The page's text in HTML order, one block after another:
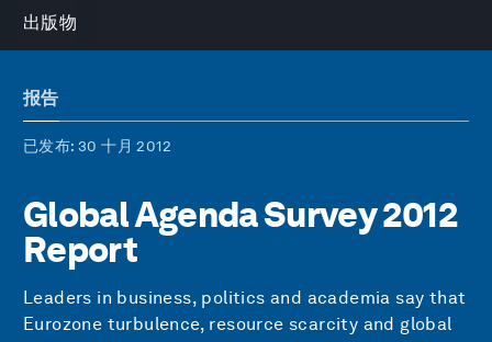
出版物
报告
已发布: 30 十月 2012
Global Agenda Survey 2012
Report
Leaders in business, politics and academia say that
Eurozone turbulence, resource scarcity and global